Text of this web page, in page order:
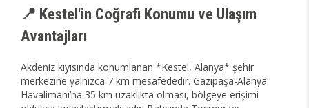
📍 Kestel'in Coğrafi Konumu ve Ulaşım
Avantajları
Akdeniz kıyısında konumlanan *Kestel, Alanya* şehir
merkezine yalnızca 7 km mesafededir. Gazipaşa-Alanya
Havalimanı’na 35 km uzaklıkta olması, bölgeye erişimi